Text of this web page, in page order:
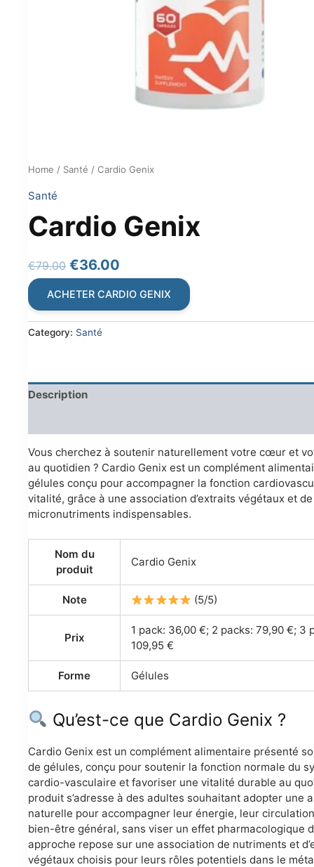
Home / Santé / Cardio Genix
Santé
Cardio Genix
€79.00 Original
€79.00.
€36.00
€36.00.
ACHETER CARDIO GENIX
Category: Santé
Description
Vous cherchez à soutenir naturellement votre cœur et
au quotidien ? Cardio Genix est un complément
gélules conçu pour accompagner la fonction
vitalité, grâce à une association d’extraits végétaux et de
micronutriments indispensables.
Nom du
produit
Cardio Genix
Note (5/5)
Prix
1 pack: 36,00 €; 2 packs: 79,90 €; 3
109,95 €
Forme Gélules
Qu’est-ce que Cardio Genix ?
Cardio Genix est un complément alimentaire présenté
de gélules, conçu pour soutenir la fonction normale du
cardio-vasculaire et favoriser une vitalité durable au
produit s’adresse à des adultes souhaitant adopter une
naturelle pour accompagner leur énergie, leur
bien-être général, sans viser un effet pharmacologique
approche repose sur une association de nutriments et
végétaux choisis pour leurs rôles potentiels dans le